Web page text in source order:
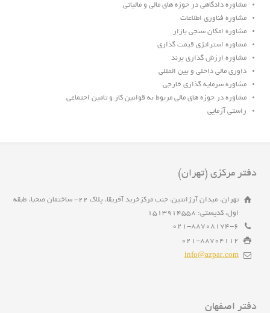
مشاوره دادگاهی در حوزه های مالی و مالیاتی
مشاوره فناوری اطلاعات
مشاوره امکان سنجی بازار
مشاوره استراتژی قیمت گذاری
مشاوره ارزش گذاری برند
داوری مالی داخلی و بین المللی
مشاوره سرمایه گذاری خارجی
مشاوره در حوزه های مالی مربوط به قوانین کار و تامین اجتماعی
راستی آزمایی
دفتر مرکزی (تهران)
تهران، میدان آرژانتین، جنب مرکزخرید آفریقا، پلاک 22- ساختمان صحبا، طبقه
اول، کدپستی: 1513914558
021-88708174-6
021-88704112
info@azpar.com
دفتر اصفهان